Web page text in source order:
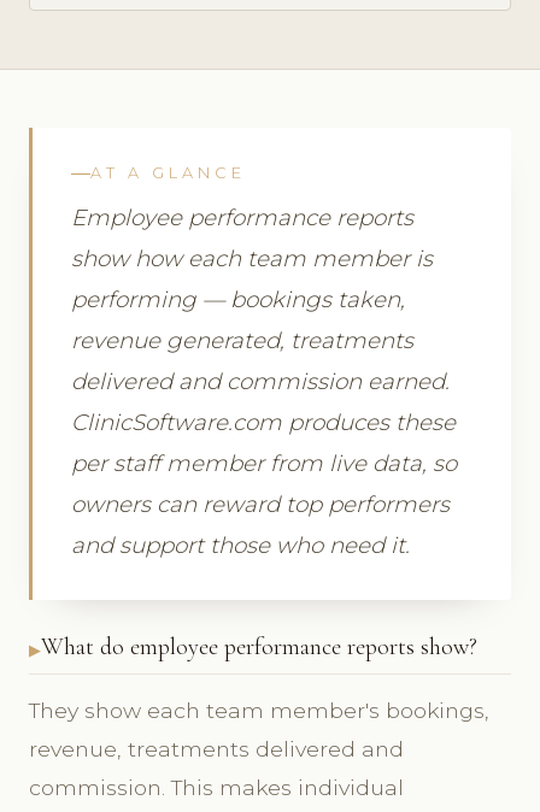
AT A GLANCE
Employee performance reports
show how each team member is
performing — bookings taken,
revenue generated, treatments
delivered and commission earned.
ClinicSoftware.com produces these
per staff member from live data, so
owners can reward top performers
and support those who need it.
What do employee performance reports show?
They show each team member's bookings,
revenue, treatments delivered and
commission. This makes individual